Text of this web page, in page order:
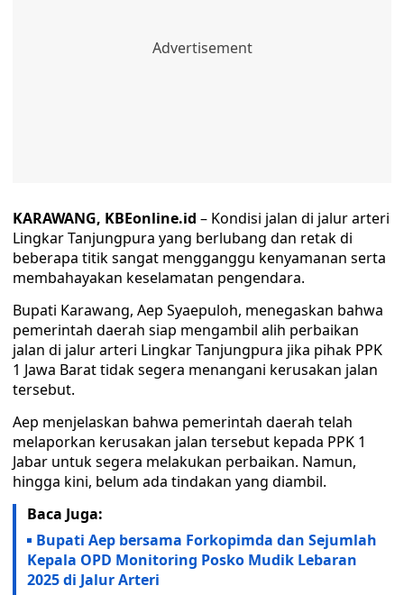
KARAWANG, KBEonline.id – Kondisi jalan di jalur arteri
Lingkar Tanjungpura yang berlubang dan retak di
beberapa titik sangat mengganggu kenyamanan serta
membahayakan keselamatan pengendara.
Bupati Karawang, Aep Syaepuloh, menegaskan bahwa
pemerintah daerah siap mengambil alih perbaikan
jalan di jalur arteri Lingkar Tanjungpura jika pihak PPK
1 Jawa Barat tidak segera menangani kerusakan jalan
tersebut.
Aep menjelaskan bahwa pemerintah daerah telah
melaporkan kerusakan jalan tersebut kepada PPK 1
Jabar untuk segera melakukan perbaikan. Namun,
hingga kini, belum ada tindakan yang diambil.
Baca Juga:
Bupati Aep bersama Forkopimda dan Sejumlah
Kepala OPD Monitoring Posko Mudik Lebaran
2025 di Jalur Arteri